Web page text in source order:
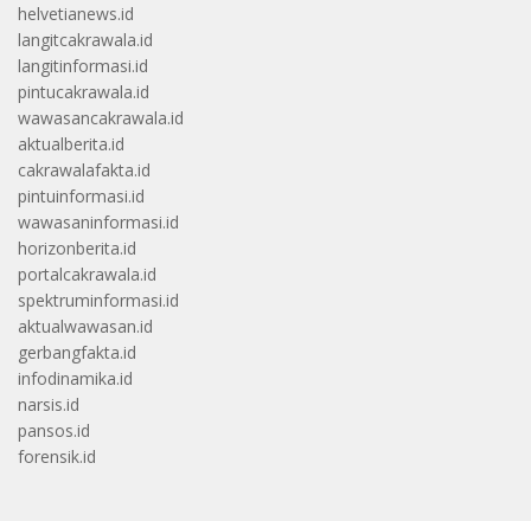
helvetianews.id
langitcakrawala.id
langitinformasi.id
pintucakrawala.id
wawasancakrawala.id
aktualberita.id
cakrawalafakta.id
pintuinformasi.id
wawasaninformasi.id
horizonberita.id
portalcakrawala.id
spektruminformasi.id
aktualwawasan.id
gerbangfakta.id
infodinamika.id
narsis.id
pansos.id
forensik.id